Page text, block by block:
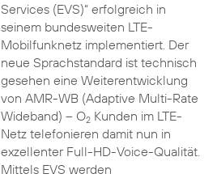
Services (EVS)“ erfolgreich in
seinem bundesweiten LTE-
Mobilfunknetz implementiert. Der
neue Sprachstandard ist technisch
gesehen eine Weiterentwicklung
von AMR-WB (Adaptive Multi-Rate
Wideband) – O2Kunden im LTE-
Netz telefonieren damit nun in
exzellenter Full-HD-Voice-Qualität.
Mittels EVS werden